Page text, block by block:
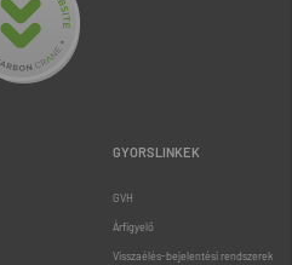
GYORSLINKEK
GVH
Árfigyelő
Visszaélés-bejelentési rendszerek